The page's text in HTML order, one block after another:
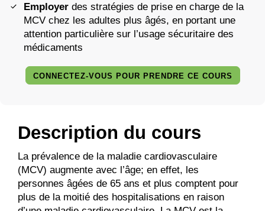
Description du cours
La prévalence de la maladie cardiovasculaire
(MCV) augmente avec l’âge; en effet, les
personnes âgées de 65 ans et plus comptent pour
plus de la moitié des hospitalisations en raison
Employer des stratégies de prise en charge de la
MCV chez les adultes plus âgés, en portant une
attention particulière sur l’usage sécuritaire des
médicaments
CONNECTEZ-VOUS POUR PRENDRE CE COURS